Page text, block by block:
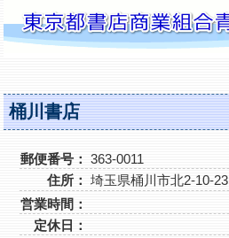
桶川書店
郵便番号： 363-0011
住所： 埼玉県桶川市北2-10-23
営業時間：
定休日：